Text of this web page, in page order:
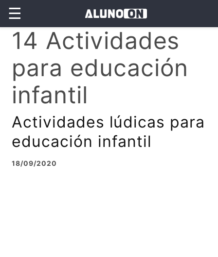
☰
14 Actividades
para educación
infantil
Actividades lúdicas para
educación infantil
18/09/2020